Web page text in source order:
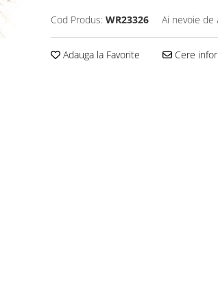
Cod Produs: WR23326 Ai nevoie de
Adauga la Favorite Cere